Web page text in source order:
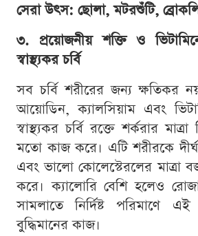
সেরা উৎস: ছোলা, মটরশুঁটি,
৩. প্রয়োজনীয় শক্তি ও
স্বাস্থ্যকর চর্বি
সব চর্বি শরীরের জন্য ক্ষতিকর
আয়োডিন, ক্যালসিয়াম এবং
স্বাস্থ্যকর চর্বি রক্তে শর্করার মাত্রা
মতো কাজ করে। এটি শরীরকে
এবং ভালো কোলেস্টেরলের মাত্রা
করে। ক্যালোরি বেশি হলেও
সামলাতে নির্দিষ্ট পরিমাণে
বুদ্ধিমানের কাজ।